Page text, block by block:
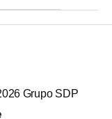
Grupo SDP